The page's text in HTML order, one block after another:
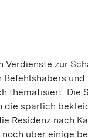
zur
und
thematisiert. Die
die spärlich
Residenz nach
über einige